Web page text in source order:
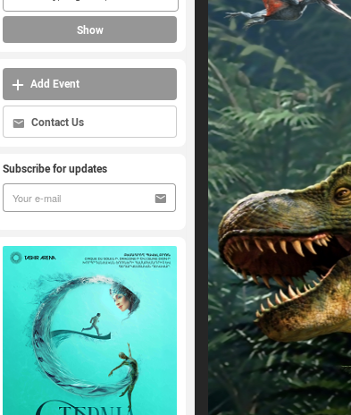
Show
Add Event
Contact Us
Subscribe for updates